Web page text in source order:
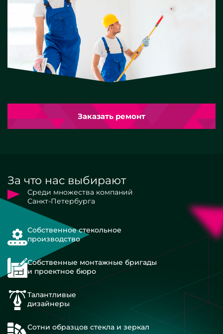
Заказать ремонт
За что нас выбирают
Среди множества компаний
Санкт-Петербурга
Собственное стекольное
производство
Собственные монтажные бригады
и проектное бюро
Талантливые
дизайнеры
Сотни образцов стекла и зеркал